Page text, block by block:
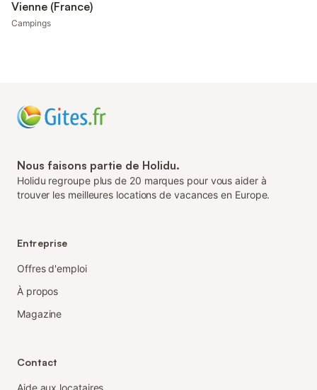
Vienne (France)
Campings
Nous faisons partie de Holidu.
Holidu regroupe plus de 20 marques pour vous aider à
trouver les meilleures locations de vacances en Europe.
Entreprise
Offres d'emploi
À propos
Magazine
Contact
Aide aux locataires